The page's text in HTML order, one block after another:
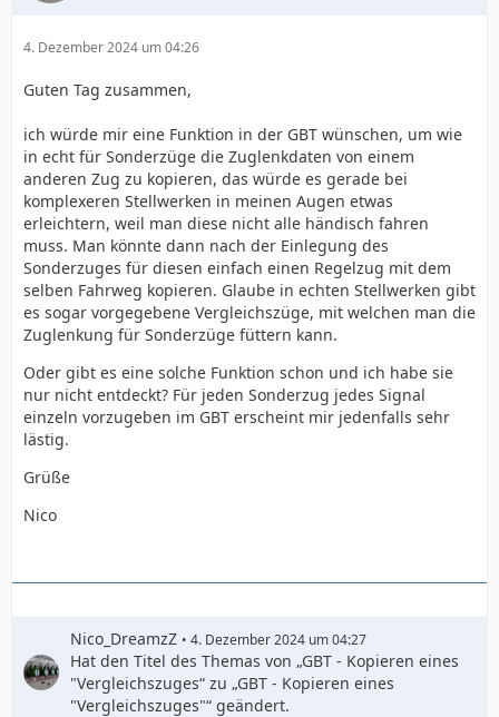
4. Dezember 2024 um 04:26
Guten Tag zusammen,
ich würde mir eine Funktion in der GBT wünschen, um wie
in echt für Sonderzüge die Zuglenkdaten von einem
anderen Zug zu kopieren, das würde es gerade bei
komplexeren Stellwerken in meinen Augen etwas
erleichtern, weil man diese nicht alle händisch fahren
muss. Man könnte dann nach der Einlegung des
Sonderzuges für diesen einfach einen Regelzug mit dem
selben Fahrweg kopieren. Glaube in echten Stellwerken gibt
es sogar vorgegebene Vergleichszüge, mit welchen man die
Zuglenkung für Sonderzüge füttern kann.
Oder gibt es eine solche Funktion schon und ich habe sie
nur nicht entdeckt? Für jeden Sonderzug jedes Signal
einzeln vorzugeben im GBT erscheint mir jedenfalls sehr
lästig.
Grüße
Nico
Nico_DreamzZ 4. Dezember 2024 um 04:27
Hat den Titel des Themas von „GBT - Kopieren eines
"Vergleichszuges“ zu „GBT - Kopieren eines
"Vergleichszuges"“ geändert.